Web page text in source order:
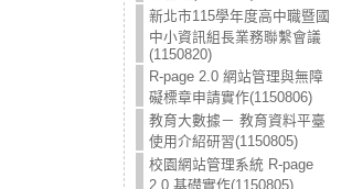
新北市115學年度高中職暨國
中小資訊組長業務聯繫會議
(1150820)
R-page 2.0 網站管理與無障
礙標章申請實作(1150806)
教育大數據－ 教育資料平臺
使用介紹研習(1150805)
校園網站管理系統 R-page
2.0 基礎實作(1150805)